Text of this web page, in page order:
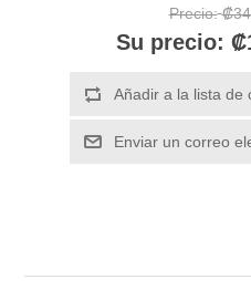
Precio:
Su precio: